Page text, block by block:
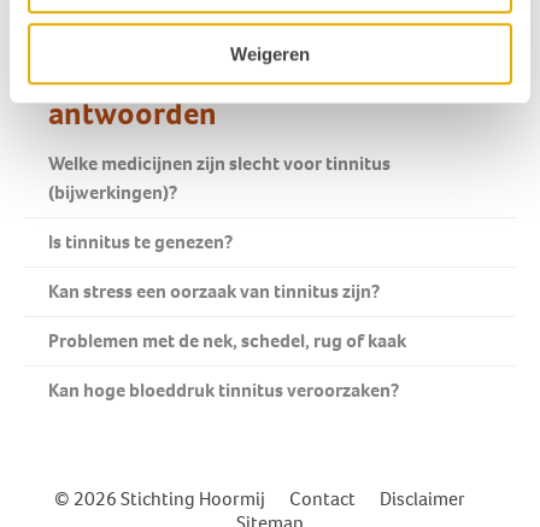
Weigeren
Gerelateerde vragen en
antwoorden
Welke medicijnen zijn slecht voor tinnitus
(bijwerkingen)?
Is tinnitus te genezen?
Kan stress een oorzaak van tinnitus zijn?
Problemen met de nek, schedel, rug of kaak
Kan hoge bloeddruk tinnitus veroorzaken?
© 2026 Stichting Hoormij Contact Disclaimer